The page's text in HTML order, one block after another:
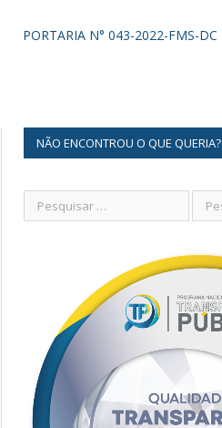
PORTARIA N° 043-2022-FMS-DC
NÃO ENCONTROU O QUE QUERIA?